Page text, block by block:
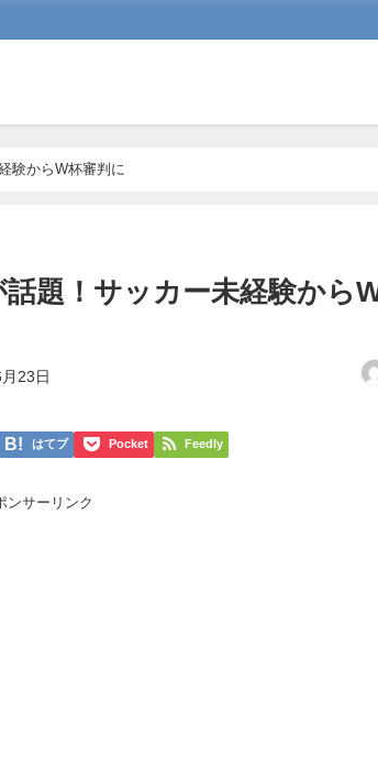
験からW杯審判に
題！サッカー未経験から
23日
はてブ Pocket Feedly
ンサーリンク